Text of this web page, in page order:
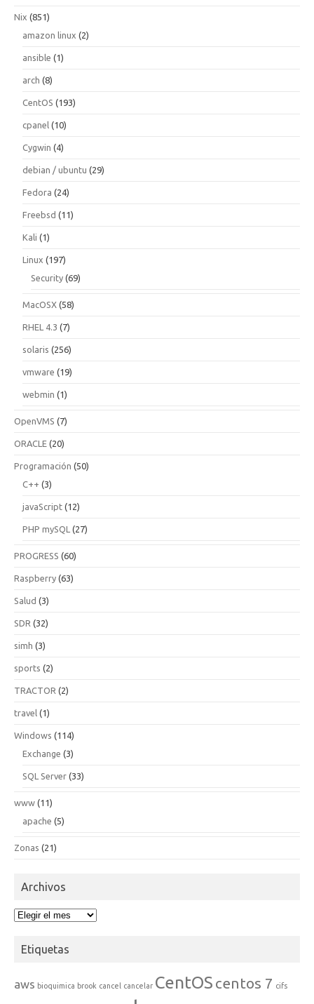
Nix (851)
amazon linux (2)
ansible (1)
arch (8)
CentOS (193)
cpanel (10)
Cygwin (4)
debian / ubuntu (29)
Fedora (24)
Freebsd (11)
Kali (1)
Linux (197)
Security (69)
MacOSX (58)
RHEL 4.3 (7)
solaris (256)
vmware (19)
webmin (1)
OpenVMS (7)
ORACLE (20)
Programación (50)
C++ (3)
javaScript (12)
PHP mySQL (27)
PROGRESS (60)
Raspberry (63)
Salud (3)
SDR (32)
simh (3)
sports (2)
TRACTOR (2)
travel (1)
Windows (114)
Exchange (3)
SQL Server (33)
www (11)
apache (5)
Zonas (21)
Archivos
Archivos
Etiquetas
aws bioquimica brook cancel cancelar CentOS centos 7 cifs